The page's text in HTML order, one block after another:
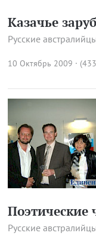
Казачье
Русские
10 Октябрь 2009 ·
Поэтические
Русские